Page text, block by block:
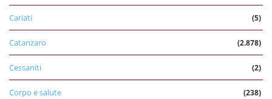
Cariati (5)
Catanzaro (2.878)
Cessaniti (2)
Corpo e salute (238)